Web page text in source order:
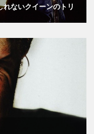
ないクイーンのトリ